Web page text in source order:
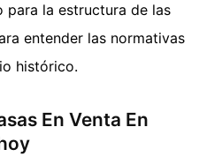
para la estructura de las
entender las normativas
histórico.
En Venta En